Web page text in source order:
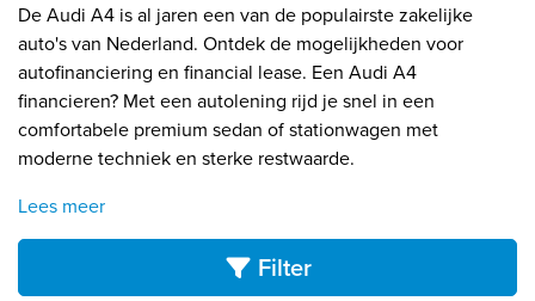
De Audi A4 is al jaren een van de populairste zakelijke
auto's van Nederland. Ontdek de mogelijkheden voor
autofinanciering en financial lease. Een Audi A4
financieren? Met een autolening rijd je snel in een
comfortabele premium sedan of stationwagen met
moderne techniek en sterke restwaarde.
Lees meer
Filter